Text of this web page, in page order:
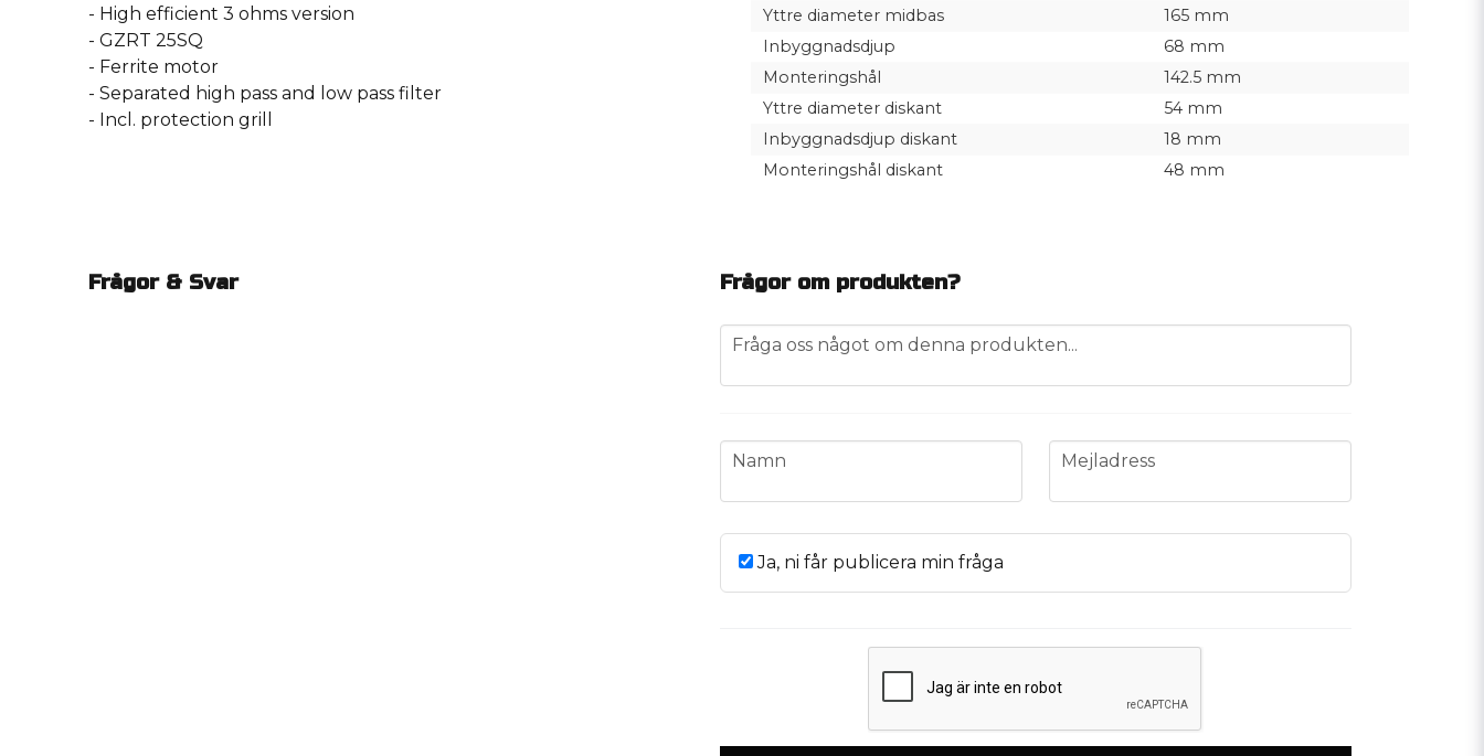
- High efficient 3 ohms version
- GZRT 25SQ
- Ferrite motor
- Separated high pass and low pass filter
- Incl. protection grill
Yttre diameter midbas
165 mm
Inbyggnadsdjup
68 mm
Monteringshål
142.5 mm
Yttre diameter diskant
54 mm
Inbyggnadsdjup diskant
18 mm
Monteringshål diskant
48 mm
Frågor & Svar Frågor om produkten?
question
Fråga oss något om denna produkten...
name
Namn email
Mejladress
Ja, ni får publicera min fråga